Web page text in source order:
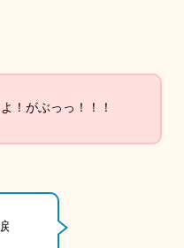
！がぶっっ！！！